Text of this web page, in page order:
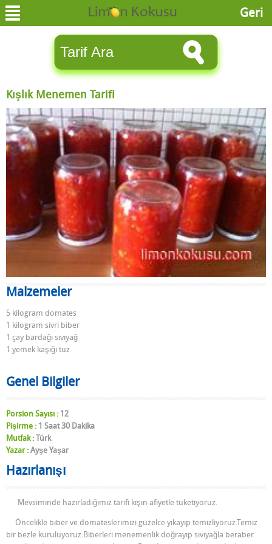
Geri
Kışlık Menemen Tarifi
Malzemeler
5 kilogram domates
1 kilogram sivri biber
1 çay bardağı sıvıyağ
1 yemek kaşığı tuz
Genel Bilgiler
Porsion Sayısı : 12
Pişirme : 1 Saat 30 Dakika
Mutfak : Türk
Yazar : Ayşe Yaşar
Hazırlanışı
Mevsiminde hazırladığımız tarifi kışın afiyetle tüketiyoruz.
Öncelikle biber ve domateslerimizi güzelce yıkayıp temizliyoruz.Temiz
bir bezle kuruluyoruz.Biberleri menemenlik doğrayıp sıvıyağla beraber